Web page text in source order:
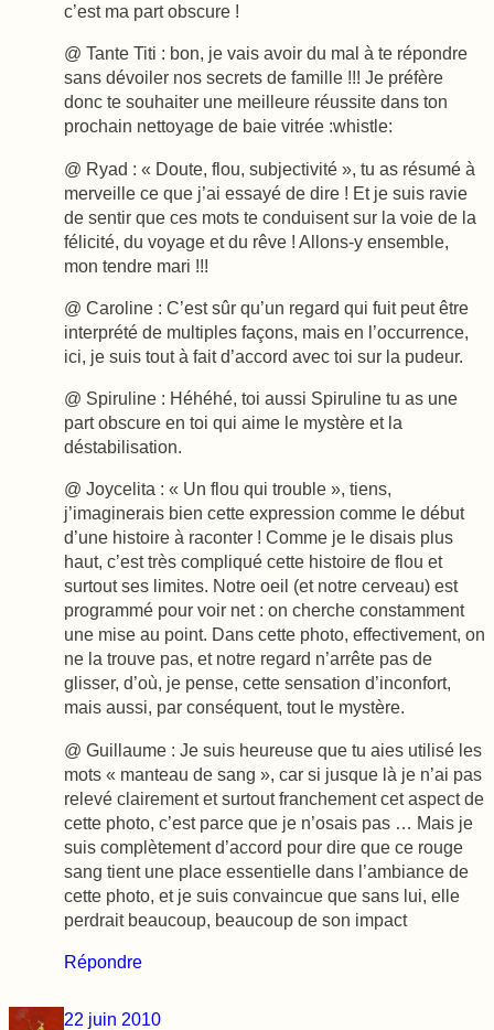
c’est ma part obscure !
@ Tante Titi : bon, je vais avoir du mal à te répondre
sans dévoiler nos secrets de famille !!! Je préfère
donc te souhaiter une meilleure réussite dans ton
prochain nettoyage de baie vitrée :whistle:
@ Ryad : « Doute, flou, subjectivité », tu as résumé à
merveille ce que j’ai essayé de dire ! Et je suis ravie
de sentir que ces mots te conduisent sur la voie de la
félicité, du voyage et du rêve ! Allons-y ensemble,
mon tendre mari !!!
@ Caroline : C’est sûr qu’un regard qui fuit peut être
interprété de multiples façons, mais en l’occurrence,
ici, je suis tout à fait d’accord avec toi sur la pudeur.
@ Spiruline : Héhéhé, toi aussi Spiruline tu as une
part obscure en toi qui aime le mystère et la
déstabilisation.
@ Joycelita : « Un flou qui trouble », tiens,
j’imaginerais bien cette expression comme le début
d’une histoire à raconter ! Comme je le disais plus
haut, c’est très compliqué cette histoire de flou et
surtout ses limites. Notre oeil (et notre cerveau) est
programmé pour voir net : on cherche constamment
une mise au point. Dans cette photo, effectivement, on
ne la trouve pas, et notre regard n’arrête pas de
glisser, d’où, je pense, cette sensation d’inconfort,
mais aussi, par conséquent, tout le mystère.
@ Guillaume : Je suis heureuse que tu aies utilisé les
mots « manteau de sang », car si jusque là je n’ai pas
relevé clairement et surtout franchement cet aspect de
cette photo, c’est parce que je n’osais pas … Mais je
suis complètement d’accord pour dire que ce rouge
sang tient une place essentielle dans l’ambiance de
cette photo, et je suis convaincue que sans lui, elle
perdrait beaucoup, beaucoup de son impact
Répondre
22 juin 2010